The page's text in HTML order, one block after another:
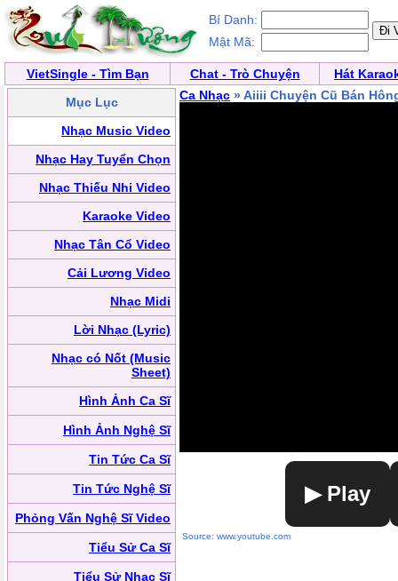
Bí Danh:
Mật Mã:
VietSingle - Tìm Bạn Chat - Trò Chuyện
Hát
Mục Lục
Nhạc Music Video
Nhạc Hay Tuyển Chọn
Nhạc Thiếu Nhi Video
Karaoke Video
Nhạc Tân Cổ Video
Cải Lương Video
Nhạc Midi
Lời Nhạc (Lyric)
Nhạc có Nốt (Music
Sheet)
Hình Ảnh Ca Sĩ
Hình Ảnh Nghệ Sĩ
Tin Tức Ca Sĩ
Tin Tức Nghệ Sĩ
Phỏng Vấn Nghệ Sĩ Video
Tiểu Sử Ca Sĩ
Tiểu Sử Nhạc Sĩ
Ca Nhạc » Aiiii Chuyện Cũ Bán
▶ Play
Source: www.youtube.com